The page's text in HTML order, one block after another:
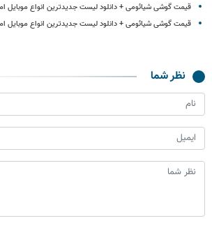
قیمت گوشی‌ شیائومی + دانلود لیست جدیدترین انواع موبایل
قیمت گوشی‌ شیائومی + دانلود لیست جدیدترین انواع موبایل امروز (۶
نظر شما